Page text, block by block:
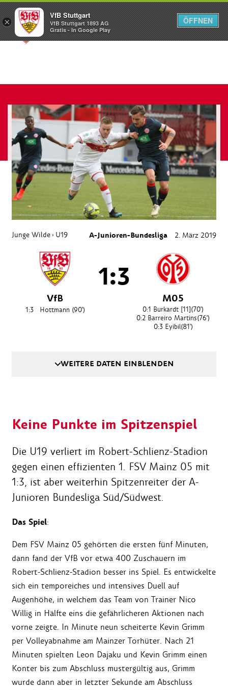
Menü
Junge Wilde › U19 A-Junioren-Bundesliga 2. März 2019
VfB
1:3 Hottmann(90')
1:3
M05
0:1 Burkardt [11](70')
0:2 Barreiro Martins(76')
0:3 Eyibil(81')
WEITERE DATEN EINBLENDEN
Keine Punkte im Spitzenspiel
Die U19 verliert im Robert-Schlienz-Stadion
gegen einen effizienten 1. FSV Mainz 05 mit
1:3, ist aber weiterhin Spitzenreiter der A-
Junioren Bundesliga Süd/Südwest.
Das Spiel:
Dem FSV Mainz 05 gehörten die ersten fünf Minuten,
dann fand der VfB vor etwa 400 Zuschauern im
Robert-Schlienz-Stadion besser ins Spiel. Es entwickelte
sich ein temporeiches und intensives Duell auf
Augenhöhe, in welchem das Team von Trainer Nico
Willig in Hälfte eins die gefährlicheren Aktionen nach
vorne zeigte. In Minute neun scheiterte Kevin Grimm
per Volleyabnahme am Mainzer Torhüter. Nach 21
Minuten spielten Leon Dajaku und Kevin Grimm einen
Konter bis zum Abschluss mustergültig aus, Grimm
wurde dann aber in letzter Sekunde am Abschluss
×
VfB Stuttgart
VfB Stuttgart 1893 AG
Gratis - In Google Play
ÖFFNEN